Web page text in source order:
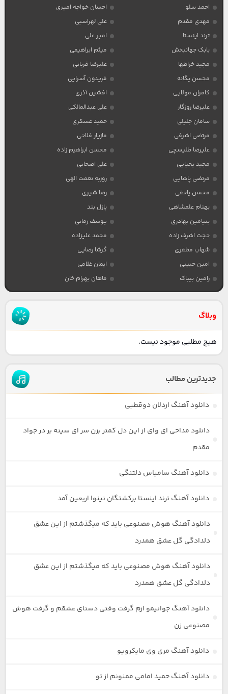
احمد سلو
احسان خواجه امیری
مهدی مقدم
علی لهراسبی
ترند اینستا
امیر علی
بابک جهانبخش
میثم ابراهیمی
مجید خراطها
علیرضا قربانی
محسن یگانه
فریدون آسرایی
کامران مولایی
افشین آذری
علیرضا روزگار
علی عبدالمالکی
سامان جلیلی
حمید عسکری
مرتضی اشرفی
مازیار فلاحی
علیرضا طلیسچی
محسن ابراهیم زاده
مجید یحیایی
علی اصحابی
مرتضی پاشایی
روزبه نعمت الهی
محسن یاحقی
رضا شیری
بهنام علمشاهی
پازل بند
بنیامین بهادری
یوسف زمانی
حجت اشرف زاده
محمد علیزاده
شهاب مظفری
گرشا رضایی
امین حبیبی
ایمان غلامی
رامین بیباک
ماهان بهرام خان
وبلاگ
هیچ مطلبی موجود نیست.
جدیدترین مطالب
دانلود آهنگ اردلان دوقطبی
دانلود مداحی ای وای از این دل کمتر بزن سر ای سینه بر در جواد
مقدم
دانلود آهنگ سامیاس دلتنگی
دانلود آهنگ ترند اینستا برکشتگان نینوا اربعین آمد
دانلود آهنگ هوش مصنوعی باید که میگذشتم از این عشق
دلدادگی گل عشق همدرد
دانلود آهنگ هوش مصنوعی باید که میگذشتم از این عشق
دلدادگی گل عشق همدرد
دانلود آهنگ جوانیمو ازم گرفت وقتی دستای عشقم و گرفت هوش
مصنوعی زن
دانلود آهنگ مری وی مایکرویو
دانلود آهنگ حمید امامی ممنونم از تو